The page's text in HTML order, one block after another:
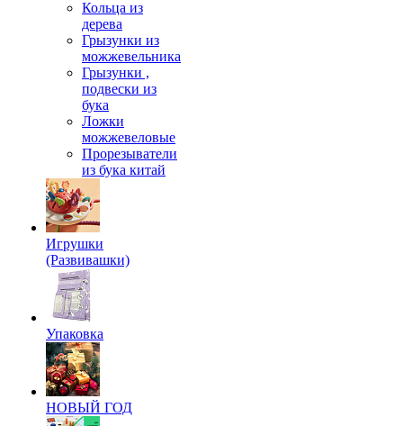
Кольца из
дерева
Грызунки из
можжевельника
Грызунки ,
подвески из
бука
Ложки
можжевеловые
Прорезыватели
из бука китай
Игрушки
(Развивашки)
Упаковка
НОВЫЙ ГОД